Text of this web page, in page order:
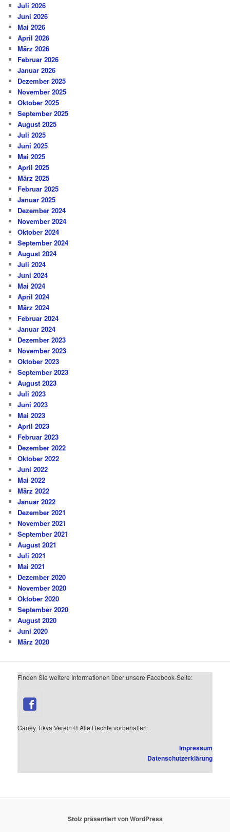
Juli 2026
Juni 2026
Mai 2026
April 2026
März 2026
Februar 2026
Januar 2026
Dezember 2025
November 2025
Oktober 2025
September 2025
August 2025
Juli 2025
Juni 2025
Mai 2025
April 2025
März 2025
Februar 2025
Januar 2025
Dezember 2024
November 2024
Oktober 2024
September 2024
August 2024
Juli 2024
Juni 2024
Mai 2024
April 2024
März 2024
Februar 2024
Januar 2024
Dezember 2023
November 2023
Oktober 2023
September 2023
August 2023
Juli 2023
Juni 2023
Mai 2023
April 2023
Februar 2023
Dezember 2022
Oktober 2022
Juni 2022
Mai 2022
März 2022
Januar 2022
Dezember 2021
November 2021
September 2021
August 2021
Juli 2021
Mai 2021
Dezember 2020
November 2020
Oktober 2020
September 2020
August 2020
Juni 2020
März 2020
Finden Sie weitere Informationen über unsere Facebook-Seite:
Ganey Tikva Verein © Alle Rechte vorbehalten.
Impressum
Datenschutzerklärung
Stolz präsentiert von WordPress